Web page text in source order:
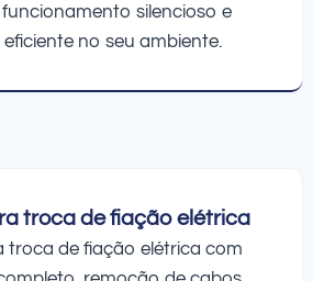
silencioso e
no seu ambiente.
troca de fiação elétrica
troca de fiação elétrica com